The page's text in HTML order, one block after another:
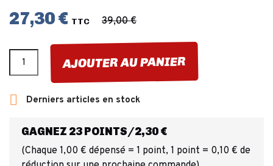
27,30 € TTC 39,00 €
AJOUTER AU PANIER
 Derniers articles en stock
GAGNEZ 23 POINTS/2,30 €
(Chaque 1,00 € dépensé = 1 point, 1 point = 0,10 € de